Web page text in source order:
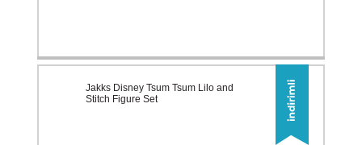
Jakks Disney Tsum Tsum Lilo and
Stitch Figure Set